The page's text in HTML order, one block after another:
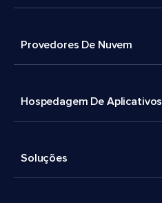
Provedores De Nuvem
Hospedagem De Aplicativos
Soluções